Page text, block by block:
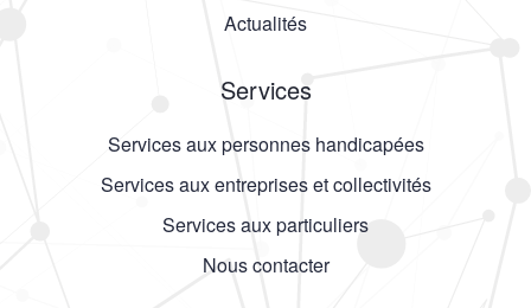
Actualités
Services
Services aux personnes handicapées
Services aux entreprises et collectivités
Services aux particuliers
Nous contacter